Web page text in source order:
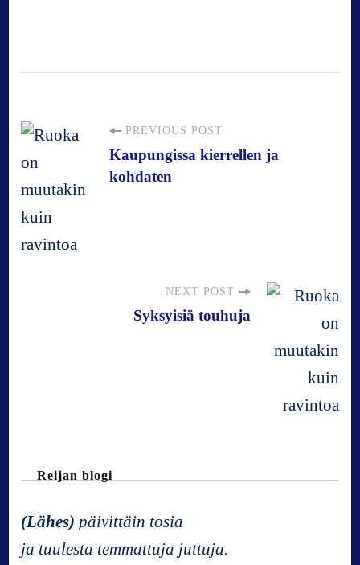
P
o
s
g
a
PREVIOUS POST
Kaupungissa kierrellen ja
kohdaten
NEXT POST
Syksyisiä touhuja
Reijan blogi
(Lähes) päivittäin tosia
ja tuulesta temmattuja juttuja.